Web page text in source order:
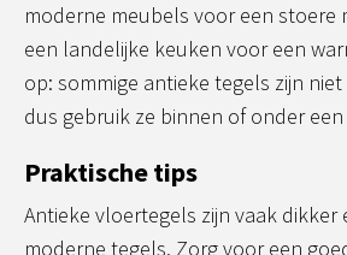
moderne meubels voor een stoere
een landelijke keuken voor een
op: sommige antieke tegels zijn
dus gebruik ze binnen of onder
Praktische tips
Antieke vloertegels zijn vaak dikker
moderne tegels. Zorg voor een